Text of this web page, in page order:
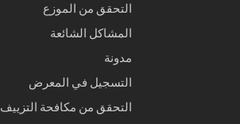
التحقق من الموزع
المشاكل الشائعة
مدونة
التسجيل في المعرض
التحقق من مكافحة التزييف